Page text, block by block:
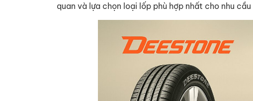
quan và lựa chọn loại lốp phù hợp nhất cho nhu